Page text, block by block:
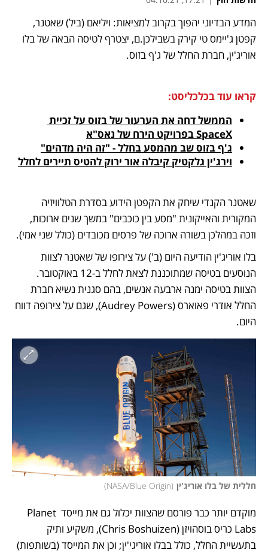
אוריג'ין, חברת החלל של ג'ף בזוס.
קראו עוד בכלכליסט:
SpaceX בפרויקט הירח של נאס"א
ג'ף בזוס שב מהמסע בחלל - "זה היה מדהים"
וירג'ין גלקטיק קיבלה אור ירוק להטיס תיירים לחלל
וזכה במהלכן בשורה ארוכה של פרסים מכובדים (כולל שני אמי).
היום.
חללית של בלו אוריג'ין (
NASA/Blue Origin
)
מוקדם יותר כבר פורסם שהצוות יכלול גם את מייסד Planet